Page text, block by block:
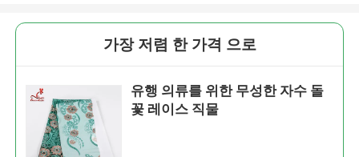
가장 저렴 한 가격 으로
유행 의류를 위한 무성한 자수 돌
꽃 레이스 직물